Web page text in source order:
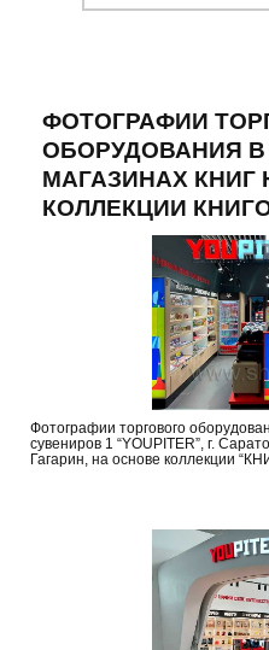
ФОТОГРАФИИ
ОБОРУДОВАНИЯ
МАГАЗИНАХ КНИГ
КОЛЛЕКЦИИ
Фотографии торгового
сувениров 1 “YOUPITER”, г.
Гагарин, на основе коллекции